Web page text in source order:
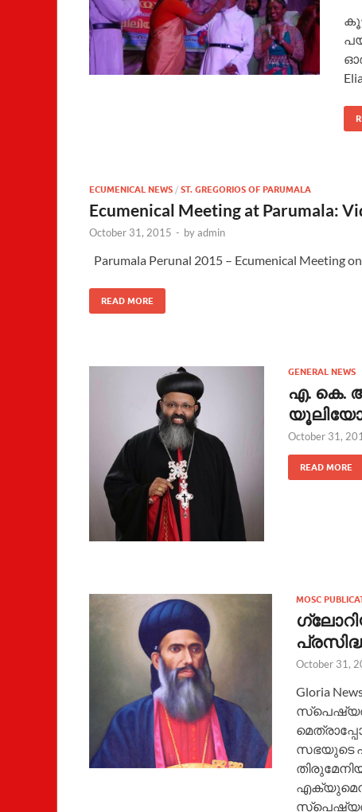
ECUMENICAL NEWS / ST. GREGORIOS OF PARUMALA
Ecumenical Meeting at Parumala:
October 31, 2015 - byadmin
Parumala Perunal 2015 – Ecumenical Meeting
READ MORE
GENERAL NEWS
എ. കെ.
October 31,
READ MORE
MOSC
October 31,
Gloria
സ്പെഷ്യൽ
സഭയുടെ